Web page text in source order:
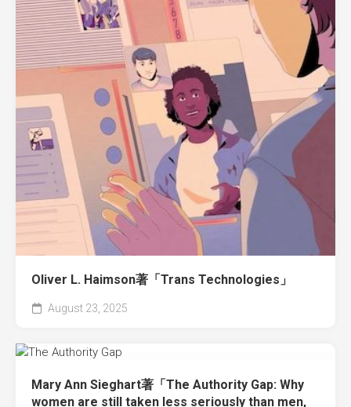
Oliver L. Haimson著「Trans Technologies」
August 23, 2025
Mary Ann Sieghart著「The Authority Gap: Why
women are still taken less seriously than men,